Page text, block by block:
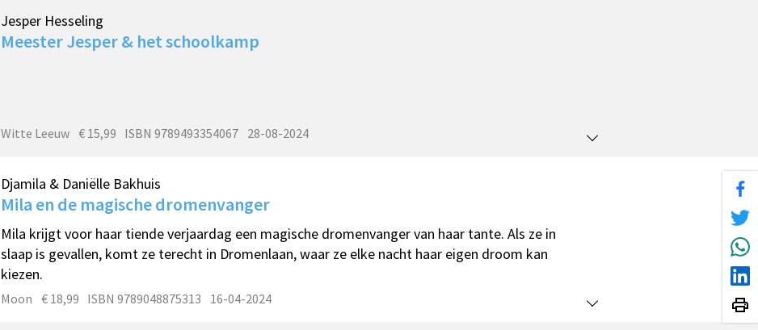
Jesper Hesseling
Meester Jesper & het schoolkamp
Witte Leeuw € 15,99 ISBN 9789493354067 28-08-2024
Djamila & Daniëlle Bakhuis
Mila en de magische dromenvanger
Mila krijgt voor haar tiende verjaardag een magische dromenvanger van haar tante. Als ze in
slaap is gevallen, komt ze terecht in Dromenlaan, waar ze elke nacht haar eigen droom kan
kiezen.
Moon € 18,99 ISBN 9789048875313 16-04-2024